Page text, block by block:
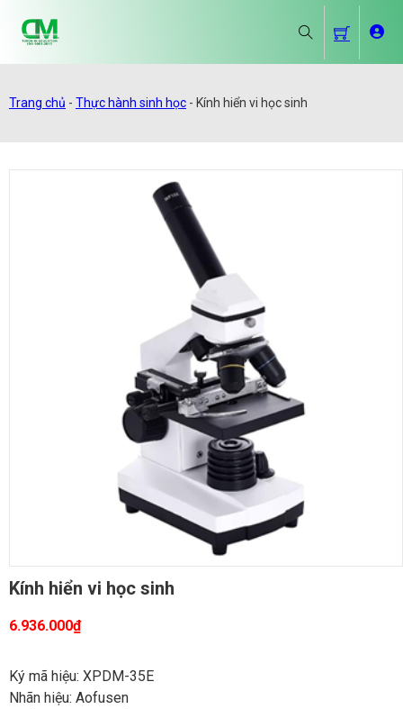
Trang chủ - Thực hành sinh học - Kính hiển vi học sinh
Kính hiển vi học sinh
6.936.000₫
Ký mã hiệu: XPDM-35E
Nhãn hiệu: Aofusen